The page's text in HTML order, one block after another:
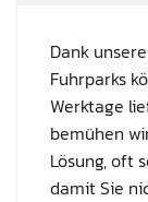
Dank
Fuhrparks
Werktage
bemühen
Lösung, oft
damit Sie